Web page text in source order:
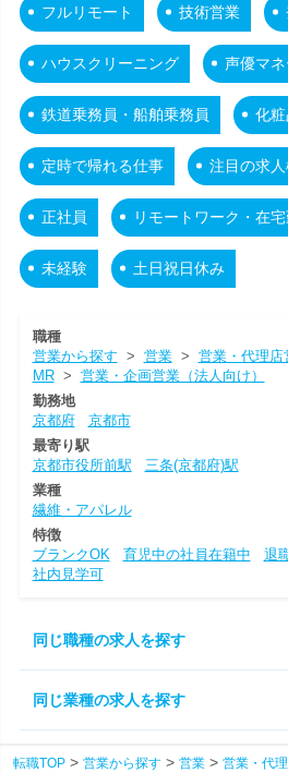
フルリモート 技術営業
ハウスクリーニング 声優マ
鉄道乗務員・船舶乗務員 化粧
定時で帰れる仕事 注目の求
正社員 リモートワーク・在
未経験 土日祝日休み
職種
営業から探す > 営業> 営業・代理店
MR> 営業・企画営業（法人向け）
勤務地
京都府
京都市
最寄り駅
京都市役所前駅
三条(京都府)駅
業種
繊維・アパレル
特徴
ブランクOK
育児中の社員在籍中 退
社内見学可
同じ職種の求人を探す
同じ業種の求人を探す
転職TOP 営業から探す 営業 営業・代